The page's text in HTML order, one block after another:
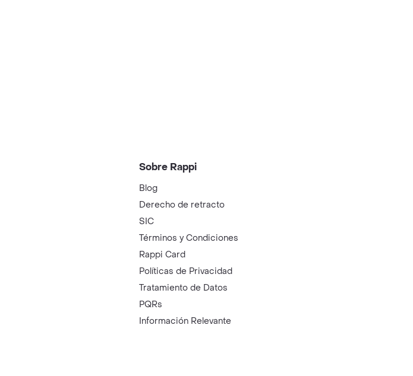
Sobre Rappi
Blog
Derecho de retracto
SIC
Términos y Condiciones
Rappi Card
Políticas de Privacidad
Tratamiento de Datos
PQRs
Información Relevante